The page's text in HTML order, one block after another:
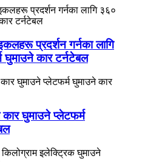
प्रदर्शन गर्नका लागि
कार टर्नटेबल
घुमाउने प्लेटफर्म